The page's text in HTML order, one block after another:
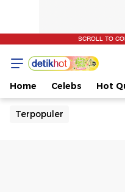
SCROLL TO
Home Celebs Hot
Terpopuler